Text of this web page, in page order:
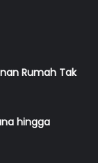
Rumah Tak
hingga